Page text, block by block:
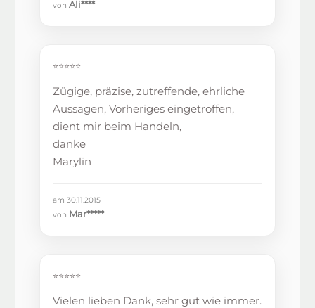
vonAli****
⭐⭐⭐⭐⭐
Zügige, präzise, zutreffende, ehrliche
Aussagen, Vorheriges eingetroffen,
dient mir beim Handeln,
danke
Marylin
am 30.11.2015
von Mar*****
⭐⭐⭐⭐⭐
Vielen lieben Dank, sehr gut wie immer.